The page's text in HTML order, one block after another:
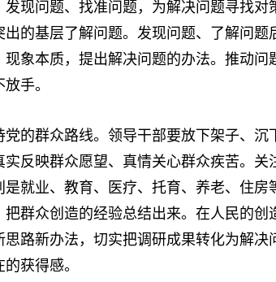
现问题、找准问题，为解决问题寻找对
的基层了解问题。发现问题、了解问题
象本质，提出解决问题的办法。推动问
手。
群众路线。领导干部要放下架子、沉
反映群众愿望、真情关心群众疾苦。关
就业、教育、医疗、托育、养老、住房
群众创造的经验总结出来。在人民的创
路新办法，切实把调研成果转化为解决
获得感。